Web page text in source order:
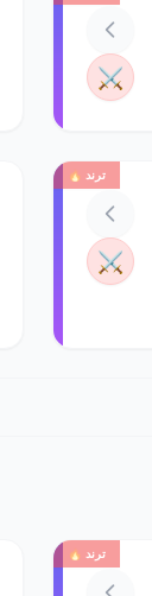
⚔️
ترند 🔥
⚔️
ترند 🔥